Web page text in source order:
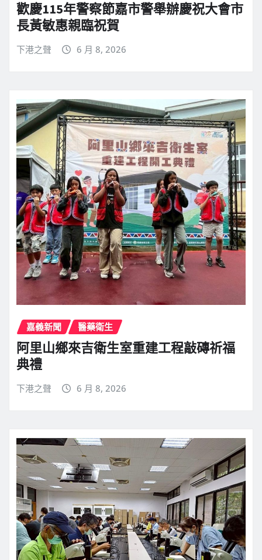
歡慶115年警察節嘉市警舉辦慶祝大會市
長黃敏惠親臨祝賀
下港之聲 6 月 8, 2026
嘉義新聞 醫藥衛生
阿里山鄉來吉衛生室重建工程敲磚祈福
典禮
下港之聲 6 月 8, 2026